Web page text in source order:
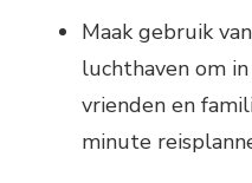
Maak gebruik
luchthaven om
vrienden en
minute